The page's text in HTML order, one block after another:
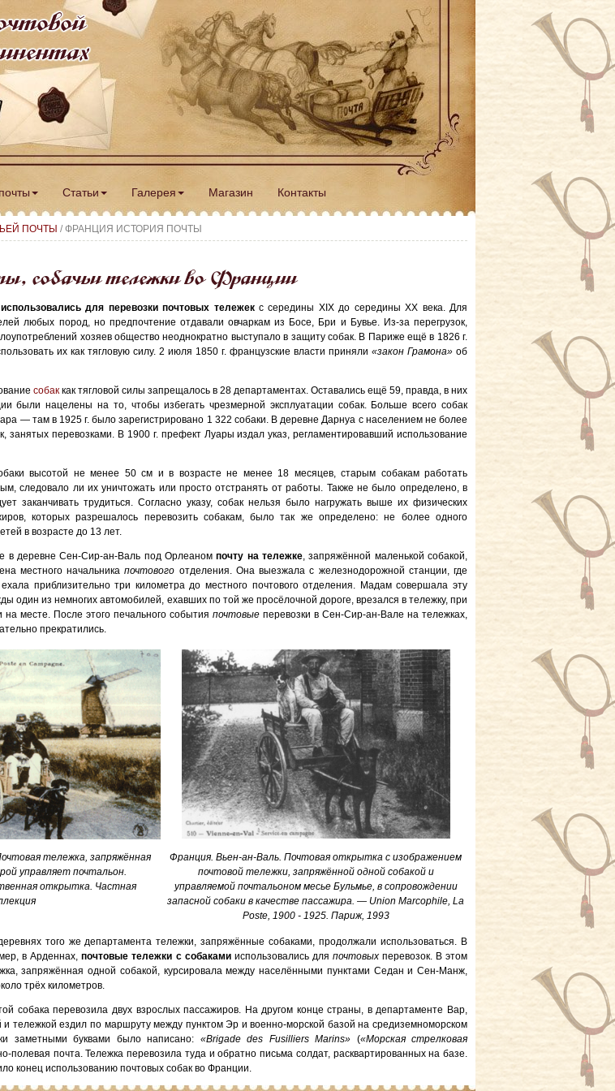
Статьи Галерея Магазин Контакты
ПОЧТЫ / ФРАНЦИЯ ИСТОРИЯ ПОЧТЫ
собачьи тележки во Франции
для перевозки почтовых тележекс середины XIX до середины XX века. Для
любых пород, но предпочтение отдавали овчаркам из Босе, Бри и Бувье. Из-за перегрузок,
хозяев общество неоднократно выступало в защиту собак. В Париже ещё в 1826 г.
их как тягловую силу. 2 июля 1850 г. французские власти приняли «закон Грамона» об
собак как тягловой силы запрещалось в 28 департаментах. Оставались ещё 59, правда, в них
были нацелены на то, чтобы избегать чрезмерной эксплуатации собак. Больше всего собак
— там в 1925 г. было зарегистрировано 1 322 собаки. В деревне Дарнуа с населением не более
занятых перевозками. В 1900 г. префект Луары издал указ, регламентировавший использование
высотой не менее 50 см и в возрасте не менее 18 месяцев, старым собакам работать
следовало ли их уничтожать или просто отстранять от работы. Также не было определено, в
заканчивать трудиться. Согласно указу, собак нельзя было нагружать выше их физических
которых разрешалось перевозить собакам, было так же определено: не более одного
в возрасте до 13 лет.
в деревне Сен-Сир-ан-Валь под Орлеаномпочту на тележке, запряжённой маленькой собакой,
местного начальникапочтового отделения. Она выезжала с железнодорожной станции, где
приблизительно три километра до местного почтового отделения. Мадам совершала эту
один из немногих автомобилей, ехавших по той же просёлочной дороге, врезался в тележку, при
месте. После этого печального события почтовые перевозки в Сен-Сир-ан-Вале на тележках,
прекратились.
тележка, запряжённая
управляет почтальон.
открытка. Частная
Франция. Вьен-ан-Валь. Почтовая открытка с изображением
почтовой тележки, запряжённой одной собакой и
управляемой почтальоном месье Бульмье, в сопровождении
запасной собаки в качестве пассажира. — Union Marcophile, La
Poste, 1900 - 1925. Париж, 1993
того же департамента тележки, запряжённые собаками, продолжали использоваться. В
в Арденнах,почтовые тележки с собакамииспользовались для почтовыхперевозок. В этом
запряжённая одной собакой, курсировала между населёнными пунктами Седан и Сен-Манж,
трёх километров.
собака перевозила двух взрослых пассажиров. На другом конце страны, в департаменте Вар,
и тележкой ездил по маршруту между пунктом Эр и военно-морской базой на средиземноморском
заметными буквами было написано: «Brigade des Fusilliers Marins» («Морская стрелковая
полевая почта. Тележка перевозила туда и обратно письма солдат, расквартированных на базе.
конец использованию почтовых собак во Франции.